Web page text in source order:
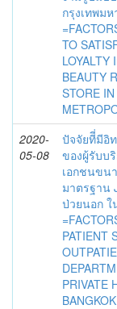
กรุงเทพม
TO
LOYALTY
BEAUTY
STORE
2020-
05-08
ปัจจัยทีี่มีอิ
ของผู้รับบ
เอกชนขน
มาตรฐาน
ป่วยนอก ใ
PATIENT
PRIVATE